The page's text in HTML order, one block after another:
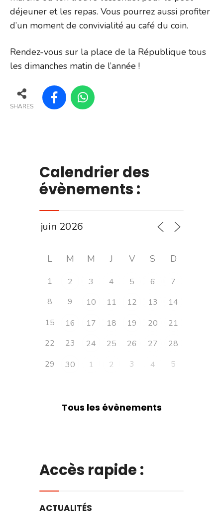
déjeuner et les repas. Vous pourrez aussi profiter
d’un moment de convivialité au café du coin.
Rendez-vous sur la place de la République tous
les dimanches matin de l’année !
SHARES
Calendrier des
évènements :
L M M J V S D
1 2 3 4 5 6
7
8
9 10 11 12 13
14
15
16 17 18 19 20
21
22
23 24 25 26 27
28
29
30 1 2 3 4 5
Tous les évènements
Accès rapide :
ACTUALITÉS